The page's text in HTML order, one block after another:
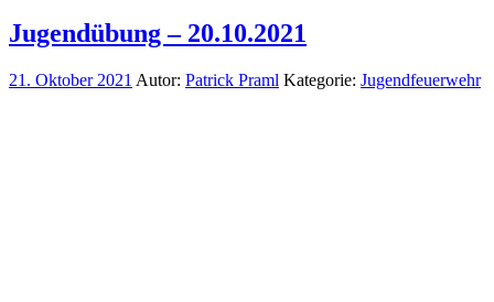
Jugendübung – 20.10.2021
21. Oktober 2021 Autor: Patrick Praml Kategorie: Jugendfeuerwehr